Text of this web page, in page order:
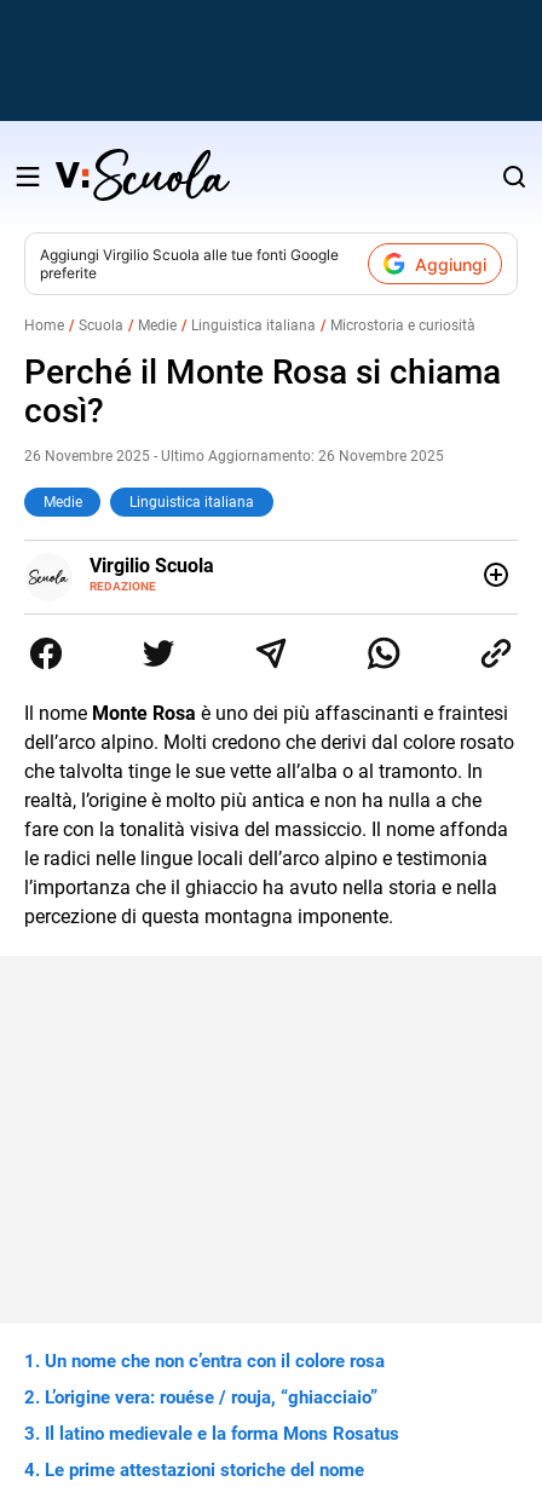
Salta
contenuto
Aggiungi Virgilio Scuola alle tue fonti Google
preferite
Aggiungi
Home Scuola Medie Linguistica italiana Microstoria e curiosità
Perché il Monte Rosa si chiama
così?
26 Novembre 2025 - Ultimo Aggiornamento: 26 Novembre 2025
Medie Linguistica italiana
Virgilio Scuola
REDAZIONE
E-
MAIL
INSTAGRAM
SITI
nell’apprendimento gli studenti di ogni ordine e grado
scolastico: un hub dedicato non solo giovani studenti, ma
esercizi online, video di approfondimento e infografiche.
Ogni lezione è pensata e realizzata da docenti esperti
della propria materia che trattano tutti gli argomenti
affrontati dagli studenti durante il percorso scolastico,
anche quelli più ostici, con un linguaggio semplice e
immediato e l'ausilio di contenuti multimediali a supporto
della spiegazione testuale.
Il nome Monte Rosa è uno dei più affascinanti e fraintesi
dell’arco alpino. Molti credono che derivi dal colore rosato
che talvolta tinge le sue vette all’alba o al tramonto. In
realtà, l’origine è molto più antica e non ha nulla a che
fare con la tonalità visiva del massiccio. Il nome affonda
le radici nelle lingue locali dell’arco alpino e testimonia
l’importanza che il ghiaccio ha avuto nella storia e nella
percezione di questa montagna imponente.
Un nome che non c’entra con il colore rosa
L’origine vera: rouése / rouja, “ghiacciaio”
Il latino medievale e la forma Mons Rosatus
Le prime attestazioni storiche del nome